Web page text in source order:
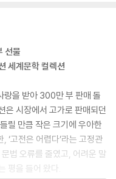
선물
세계문학 컬렉션
랑을 받아 300만 부 판매 돌
은 시장에서 고가로 판매되던
릴 만큼 작은 크기에 우아한
‘고전은 어렵다’라는 고정관
법 오류를 줄였고, 어려운 말
평을 들어 왔다.